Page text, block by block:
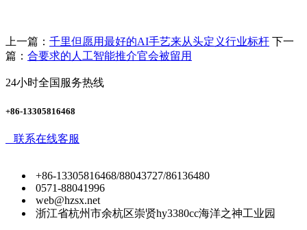
上一篇： 千里但愿用最好的AI手艺来从头定义行业标杆 下一
篇： 合要求的人工智能推介官会被留用
24小时全国服务热线
+86-13305816468
联系在线客服
+86-13305816468/88043727/86136480
0571-88041996
web@hzsx.net
浙江省杭州市余杭区崇贤hy3380cc海洋之神工业园